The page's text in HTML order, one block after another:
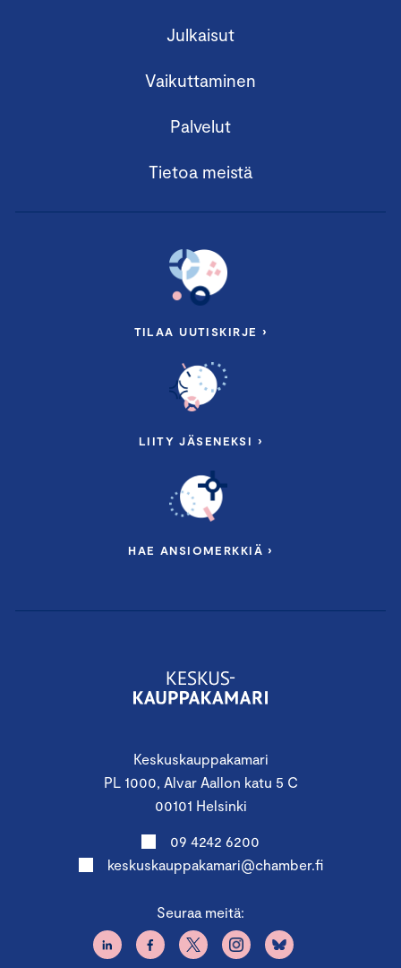
Keskuskauppakamari
PL 1000, Alvar Aallon katu 5 C
00101 Helsinki
09 4242 6200
keskuskauppakamari@chamber.fi
Seuraa meitä:
Julkaisut
Vaikuttaminen
Palvelut
Tietoa meistä
TILAA UUTISKIRJE ›
LIITY JÄSENEKSI ›
HAE ANSIOMERKKIÄ ›